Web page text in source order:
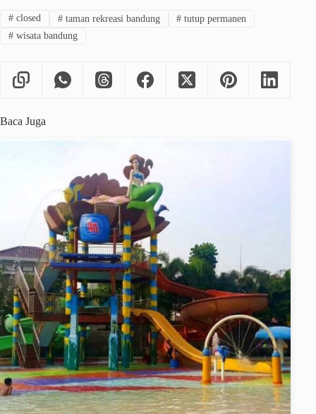
#closed #taman rekreasi bandung # tutup permanen
#wisata bandung
Baca Juga